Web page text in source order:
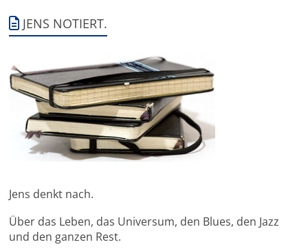
JENS NOTIERT.
Jens denkt nach.
Über das Leben, das Universum, den Blues, den Jazz
und den ganzen Rest.